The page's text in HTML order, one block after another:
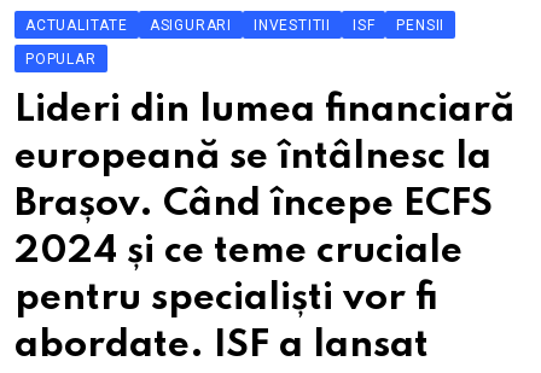
Multimedia
Autori
Analize ASF
ACTUALITATE ASIGURARI INVESTITII ISF
PENSII
POPULAR
Lideri din lumea financiară
europeană se întâlnesc la
Brașov. Când începe ECFS
2024 și ce teme cruciale
pentru specialiști vor fi
abordate. ISF a lansat